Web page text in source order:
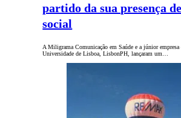
partido da sua presença
social
A Miligrama Comunicação em Saúde e a júnior empresa
Universidade de Lisboa, LisbonPH, lançaram um…